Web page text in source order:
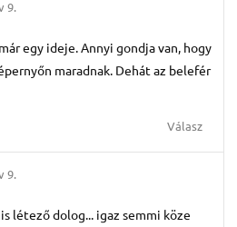
9.
egy ideje. Annyi gondja van, hogy
maradnak. Dehát az belefér
Válasz
9.
létező dolog... igaz semmi köze